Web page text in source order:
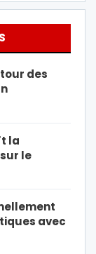
des
la
le
avec